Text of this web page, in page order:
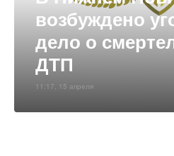
возбуждено
дело о
ДТП
11:17, 15 апреля